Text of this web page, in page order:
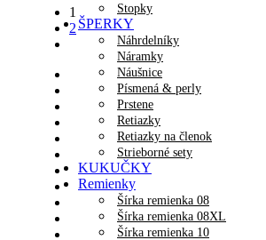
Stopky
ŠPERKY
Náhrdelníky
Náramky
Náušnice
Písmená & perly
Prstene
Retiazky
Retiazky na členok
Strieborné sety
KUKUČKY
Remienky
Šírka remienka 08
Šírka remienka 08XL
Šírka remienka 10
1
2